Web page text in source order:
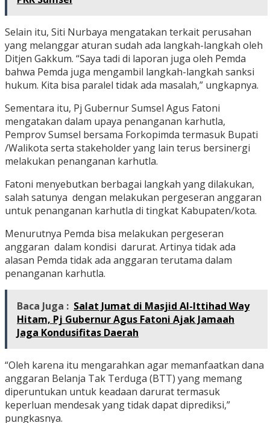
Selain itu, Siti Nurbaya mengatakan terkait perusahan
yang melanggar aturan sudah ada langkah-langkah oleh
Ditjen Gakkum. “Saya tadi di laporan juga oleh Pemda
bahwa Pemda juga mengambil langkah-langkah sanksi
hukum. Kita bisa paralel tidak ada masalah,” ungkapnya.
Sementara itu, Pj Gubernur Sumsel Agus Fatoni
mengatakan dalam upaya penanganan karhutla,
Pemprov Sumsel bersama Forkopimda termasuk Bupati
/Walikota serta stakeholder yang lain terus bersinergi
melakukan penanganan karhutla.
Fatoni menyebutkan berbagai langkah yang dilakukan,
salah satunya dengan melakukan pergeseran anggaran
untuk penanganan karhutla di tingkat Kabupaten/kota.
Menurutnya Pemda bisa melakukan pergeseran
anggaran dalam kondisi darurat. Artinya tidak ada
alasan Pemda tidak ada anggaran terutama dalam
penanganan karhutla.
Baca Juga : Salat Jumat di Masjid Al-Ittihad Way
Hitam, Pj Gubernur Agus Fatoni Ajak Jamaah
Jaga Kondusifitas Daerah
“Oleh karena itu mengarahkan agar memanfaatkan dana
anggaran Belanja Tak Terduga (BTT) yang memang
diperuntukan untuk keadaan darurat termasuk
keperluan mendesak yang tidak dapat diprediksi,”
pungkasnya.